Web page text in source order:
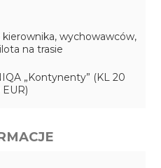
kierownika, wychowawców,
na trasie
„Kontynenty” (KL 20